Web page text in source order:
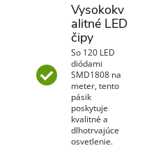
Vysokokv
alitné LED
čipy
So 120 LED
diódami
SMD1808 na
meter, tento
pásik
poskytuje
kvalitné a
dlhotrvajúce
osvetlenie.